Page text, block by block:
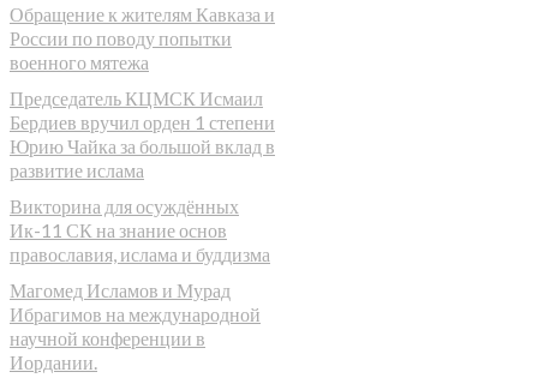
Обращение к жителям Кавказа и
России по поводу попытки
военного мятежа
Председатель КЦМСК Исмаил
Бердиев вручил орден 1 степени
Юрию Чайка за большой вклад в
развитие ислама
Викторина для осуждённых
Ик-11 СК на знание основ
православия, ислама и буддизма
Магомед Исламов и Мурад
Ибрагимов на международной
научной конференции в
Иордании.